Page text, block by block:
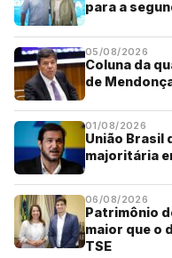
para a
05/08/2026
Coluna da
de
01/08/2026
União Brasil
majoritária
06/08/2026
Patrimônio
maior que o
TSE